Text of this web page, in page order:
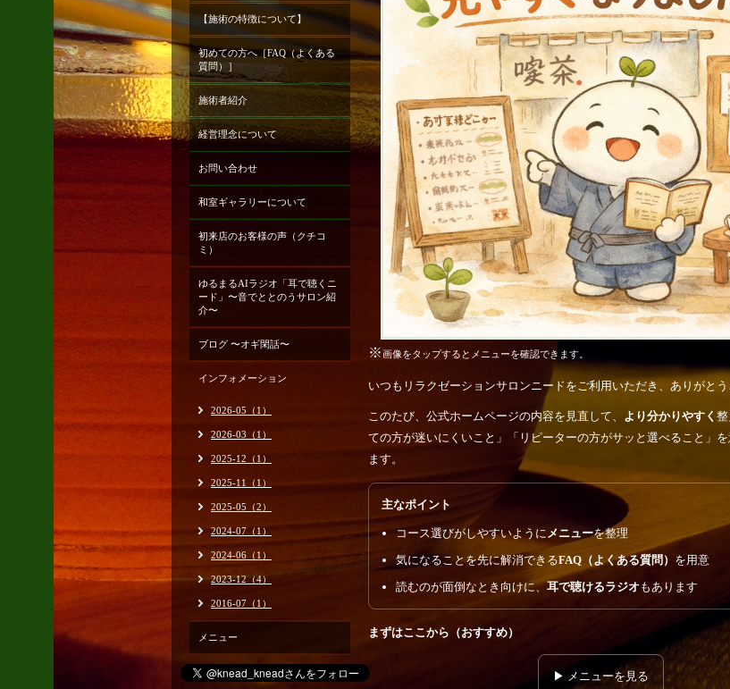
※画像をタップするとメニューを確認できます。
いつもリラクゼーションサロンニードをご利用いただき、ありがとう
このたび、公式ホームページの内容を見直して、 より分かりやすく
ての方が迷いにくいこと」「リピーターの方がサッと選べること」
ます。
主なポイント
コース選びがしやすいようにメニューを整理
気になることを先に解消できるFAQ（よくある質問） を用意
読むのが面倒なとき向けに、耳で聴けるラジオ もあります
まずはここから（おすすめ）
▶ メニューを見る
【施術の特徴について】
初めての方へ［FAQ（よくある
質問）］
施術者紹介
経営理念について
お問い合わせ
和室ギャラリーについて
初来店のお客様の声（クチコ
ミ）
ゆるまるAIラジオ「耳で聴くニ
ード」〜音でととのうサロン紹
介〜
ブログ 〜オギ閑話〜
インフォメーション
2026-05（1）
2026-03（1）
2025-12（1）
2025-11（1）
2025-05（2）
2024-07（1）
2024-06（1）
2023-12（4）
2016-07（1）
メニュー